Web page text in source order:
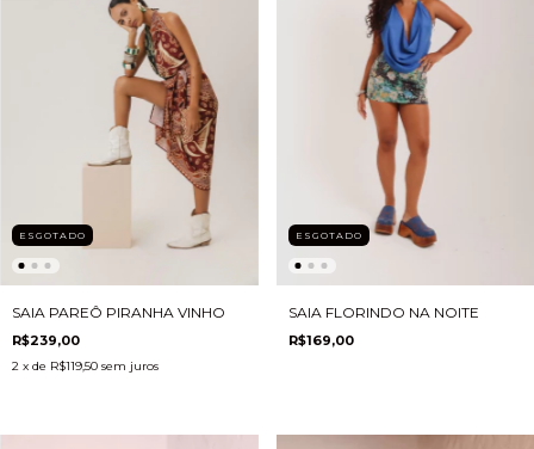
ESGOTADO
SAIA PAREÔ PIRANHA VINHO
R$239,00
2 x de R$119,50 sem juros
ESGOTADO
SAIA FLORINDO NA NOITE
R$169,00